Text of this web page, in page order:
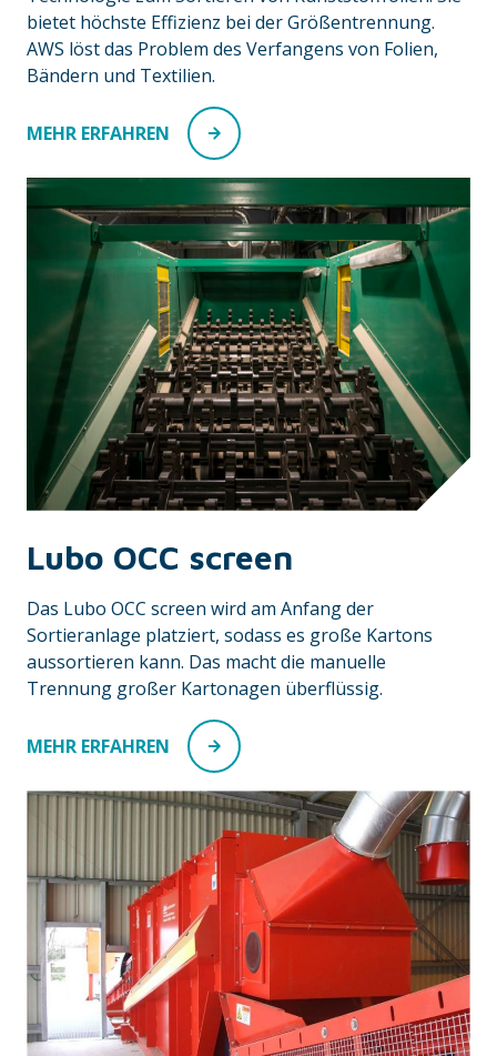
bietet höchste Effizienz bei der Größentrennung.
AWS löst das Problem des Verfangens von Folien,
Bändern und Textilien.
MEHR ERFAHREN
Lubo OCC screen
Das Lubo OCC screen wird am Anfang der
Sortieranlage platziert, sodass es große Kartons
aussortieren kann. Das macht die manuelle
Trennung großer Kartonagen überflüssig.
MEHR ERFAHREN